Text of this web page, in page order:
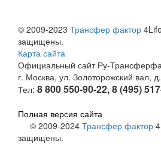
© 2009-2023 Трансфер фактор
защищены.
Карта сайта
Официальный сайт Ру-
г. Москва, ул. Золоторожский вал,
Тел: 8 800 550-90-22, 8 (495)
Полная версия сайта
© 2009-2024 Трансфер фактор
защищены.